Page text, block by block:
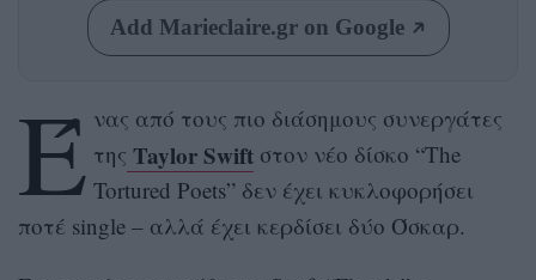
Add Marieclaire.gr on Google
Έ νας από τους πιο διάσημους συνεργάτες
της Taylor Swiftστον νέο δίσκο “The
Tortured Poets” δεν έχει κυκλοφορήσει
ποτέ single – αλλά έχει κερδίσει δύο Όσκαρ.